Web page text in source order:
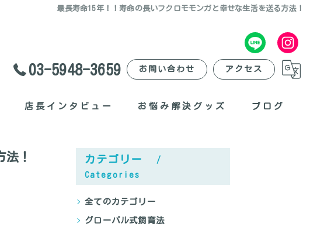
最長寿命15年！！寿命の長いフクロモモンガと幸せな生活を送る方法！
03-5948-3659 お問い合わせ アクセス
店長インタビュー お悩み解決グッズ
臭いがする？
爪が痛い？
夜に退屈？
外出したい？
ブログ
！ カテゴリー
Categories
全てのカテゴリー
グローバル式飼育法